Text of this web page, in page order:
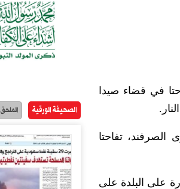
في قضاء صيدا
الصرفند، تفاحتا
على البلدة على
الصحيفة الورقية الملحق